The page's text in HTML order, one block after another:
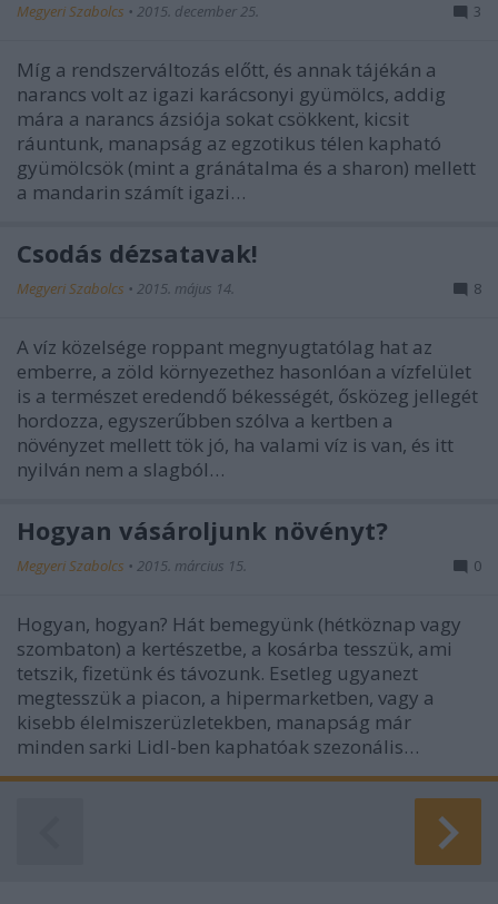
Megyeri Szabolcs • 2015. december 25. 3
Míg a rendszerváltozás előtt, és annak tájékán a
narancs volt az igazi karácsonyi gyümölcs, addig
mára a narancs ázsiója sokat csökkent, kicsit
ráuntunk, manapság az egzotikus télen kapható
gyümölcsök (mint a gránátalma és a sharon) mellett
a mandarin számít igazi…
Csodás dézsatavak!
Megyeri Szabolcs • 2015. május 14. 8
A víz közelsége roppant megnyugtatólag hat az
emberre, a zöld környezethez hasonlóan a vízfelület
is a természet eredendő békességét, ősközeg jellegét
hordozza, egyszerűbben szólva a kertben a
növényzet mellett tök jó, ha valami víz is van, és itt
nyilván nem a slagból…
Hogyan vásároljunk növényt?
Megyeri Szabolcs • 2015. március 15. 0
Hogyan, hogyan? Hát bemegyünk (hétköznap vagy
szombaton) a kertészetbe, a kosárba tesszük, ami
tetszik, fizetünk és távozunk. Esetleg ugyanezt
megtesszük a piacon, a hipermarketben, vagy a
kisebb élelmiszerüzletekben, manapság már
minden sarki Lidl-ben kaphatóak szezonális…